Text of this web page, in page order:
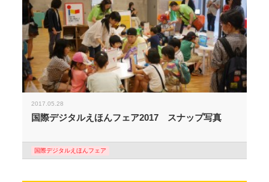
2017.05.28
国際デジタルえほんフェア2017 スナップ写真
国際デジタルえほんフェア